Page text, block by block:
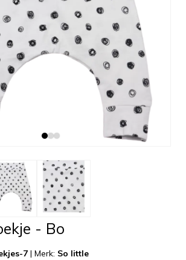
- Bo
7 | Merk: So little